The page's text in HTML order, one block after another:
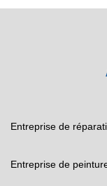
Entreprise de
Entreprise de